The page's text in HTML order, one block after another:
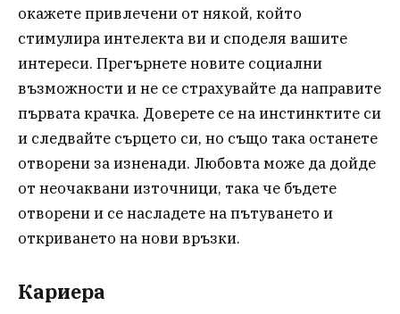
окажете привлечени от някой, който
стимулира интелекта ви и споделя вашите
интереси. Прегърнете новите социални
възможности и не се страхувайте да направите
първата крачка. Доверете се на инстинктите си
и следвайте сърцето си, но също така останете
отворени за изненади. Любовта може да дойде
от неочаквани източници, така че бъдете
отворени и се насладете на пътуването и
откриването на нови връзки.
Кариера